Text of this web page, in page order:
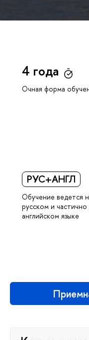
4 года
Очная форма
РУС+АНГЛ
Обучение ведется
русском и частично
английском языке